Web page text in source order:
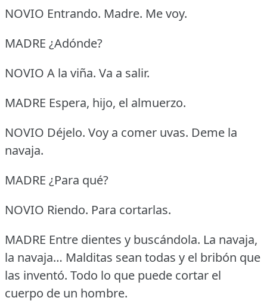
NOVIO Entrando. Madre. Me voy.
MADRE ¿Adónde?
NOVIO A la viña. Va a salir.
MADRE Espera, hijo, el almuerzo.
NOVIO Déjelo. Voy a comer uvas. Deme la
navaja.
MADRE ¿Para qué?
NOVIO Riendo. Para cortarlas.
MADRE Entre dientes y buscándola. La navaja,
la navaja… Malditas sean todas y el bribón que
las inventó. Todo lo que puede cortar el
cuerpo de un hombre.